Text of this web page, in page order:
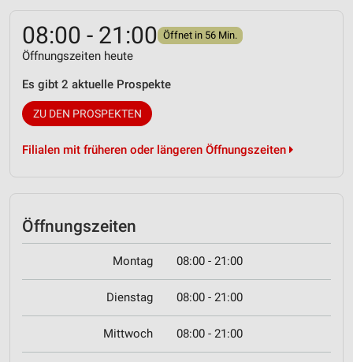
08:00 - 21:00 Öffnet in 56 Min.
Öffnungszeiten heute
Es gibt 2 aktuelle Prospekte
ZU DEN PROSPEKTEN
Filialen mit früheren oder längeren Öffnungszeiten
Öffnungszeiten
Montag 08:00 - 21:00
Dienstag 08:00 - 21:00
Mittwoch 08:00 - 21:00